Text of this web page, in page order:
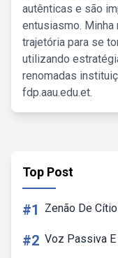
autênticas e são
entusiasmo.
trajetória para se
utilizando
renomadas
fdp.aau.edu.et.
Top Post
#1 Zenão De
#2 Voz Passiva